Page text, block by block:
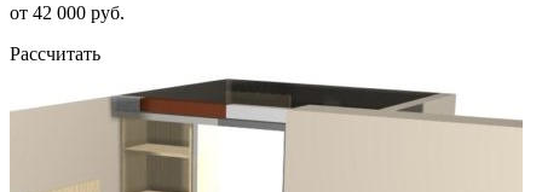
от 42 000 руб.
Рассчитать